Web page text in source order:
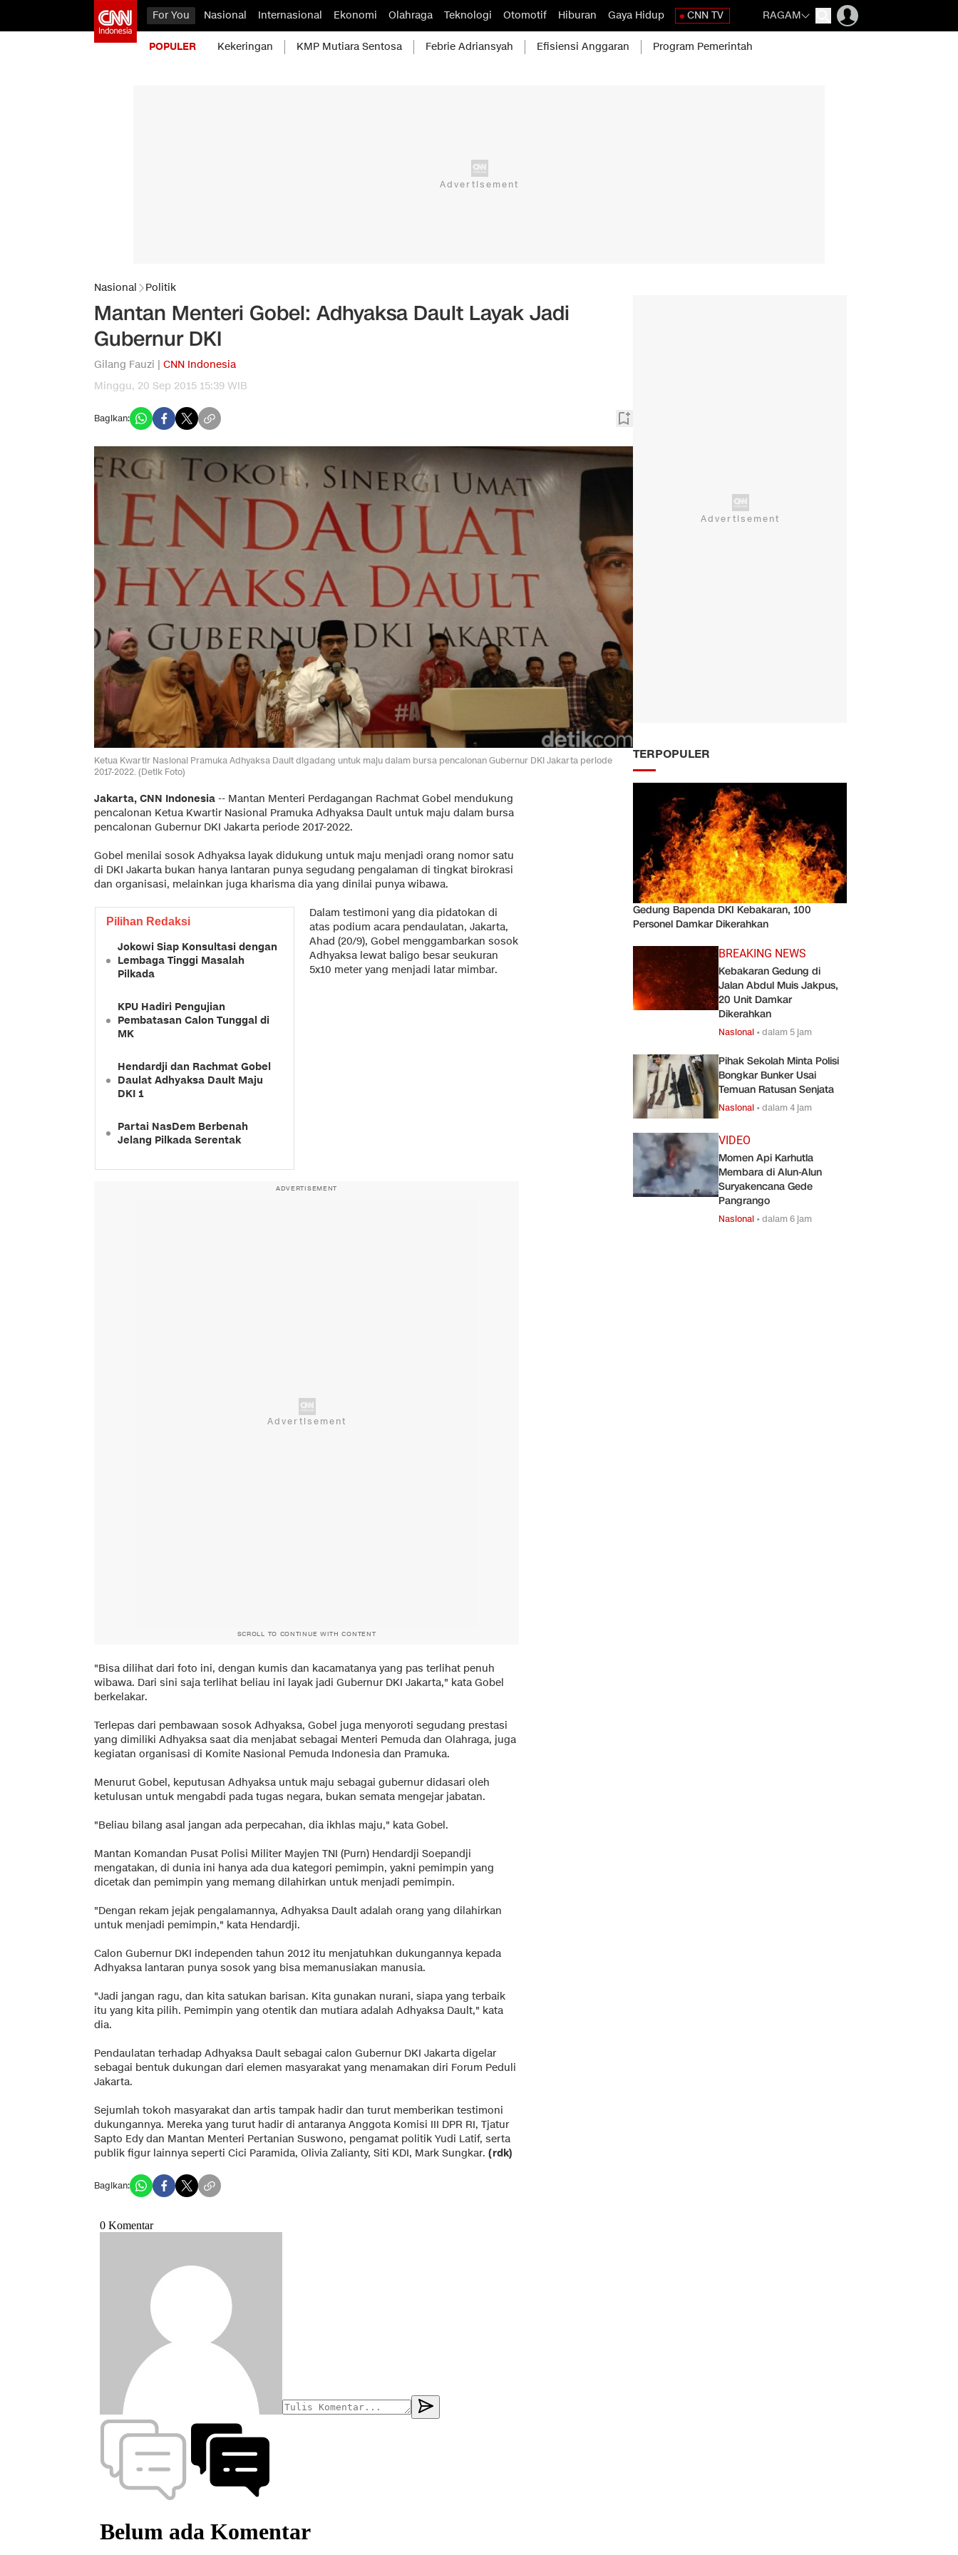
For You Nasional Internasional Ekonomi Olahraga Teknologi Otomotif Hiburan Gaya Hidup CNN TV RAGAM
POPULER Kekeringan KMP Mutiara Sentosa Febrie Adriansyah Efisiensi Anggaran Program Pemerintah
Nasional Politik
Mantan Menteri Gobel: Adhyaksa Dault Layak Jadi
Gubernur DKI
Gilang Fauzi | CNN Indonesia
Minggu, 20 Sep 2015 15:39 WIB
Bagikan:
Ketua Kwartir Nasional Pramuka Adhyaksa Dault digadang untuk maju dalam bursa pencalonan Gubernur DKI Jakarta periode
2017-2022. (Detik Foto)
Jakarta, CNN Indonesia -- Mantan Menteri Perdagangan Rachmat Gobel mendukung
pencalonan Ketua Kwartir Nasional Pramuka Adhyaksa Dault untuk maju dalam bursa
pencalonan Gubernur DKI Jakarta periode 2017-2022.
Gobel menilai sosok Adhyaksa layak didukung untuk maju menjadi orang nomor satu
di DKI Jakarta bukan hanya lantaran punya segudang pengalaman di tingkat birokrasi
dan organisasi, melainkan juga kharisma dia yang dinilai punya wibawa.
Pilihan Redaksi
Jokowi Siap Konsultasi dengan
Lembaga Tinggi Masalah
Pilkada
KPU Hadiri Pengujian
Pembatasan Calon Tunggal di
MK
Hendardji dan Rachmat Gobel
Daulat Adhyaksa Dault Maju
DKI 1
Partai NasDem Berbenah
Jelang Pilkada Serentak
Dalam testimoni yang dia pidatokan di
atas podium acara pendaulatan, Jakarta,
Ahad (20/9), Gobel menggambarkan sosok
Adhyaksa lewat baligo besar seukuran
5x10 meter yang menjadi latar mimbar.
ADVERTISEMENT
SCROLL TO CONTINUE WITH CONTENT
"Bisa dilihat dari foto ini, dengan kumis dan kacamatanya yang pas terlihat penuh
wibawa. Dari sini saja terlihat beliau ini layak jadi Gubernur DKI Jakarta," kata Gobel
berkelakar.
Terlepas dari pembawaan sosok Adhyaksa, Gobel juga menyoroti segudang prestasi
yang dimiliki Adhyaksa saat dia menjabat sebagai Menteri Pemuda dan Olahraga, juga
kegiatan organisasi di Komite Nasional Pemuda Indonesia dan Pramuka.
Menurut Gobel, keputusan Adhyaksa untuk maju sebagai gubernur didasari oleh
ketulusan untuk mengabdi pada tugas negara, bukan semata mengejar jabatan.
"Beliau bilang asal jangan ada perpecahan, dia ikhlas maju," kata Gobel.
Mantan Komandan Pusat Polisi Militer Mayjen TNI (Purn) Hendardji Soepandji
mengatakan, di dunia ini hanya ada dua kategori pemimpin, yakni pemimpin yang
dicetak dan pemimpin yang memang dilahirkan untuk menjadi pemimpin.
"Dengan rekam jejak pengalamannya, Adhyaksa Dault adalah orang yang dilahirkan
untuk menjadi pemimpin," kata Hendardji.
Calon Gubernur DKI independen tahun 2012 itu menjatuhkan dukungannya kepada
Adhyaksa lantaran punya sosok yang bisa memanusiakan manusia.
"Jadi jangan ragu, dan kita satukan barisan. Kita gunakan nurani, siapa yang terbaik
itu yang kita pilih. Pemimpin yang otentik dan mutiara adalah Adhyaksa Dault," kata
dia.
Pendaulatan terhadap Adhyaksa Dault sebagai calon Gubernur DKI Jakarta digelar
sebagai bentuk dukungan dari elemen masyarakat yang menamakan diri Forum Peduli
Jakarta.
Sejumlah tokoh masyarakat dan artis tampak hadir dan turut memberikan testimoni
dukungannya. Mereka yang turut hadir di antaranya Anggota Komisi III DPR RI, Tjatur
Sapto Edy dan Mantan Menteri Pertanian Suswono, pengamat politik Yudi Latif, serta
publik figur lainnya seperti Cici Paramida, Olivia Zalianty, Siti KDI, Mark Sungkar. (rdk)
Bagikan:
TERPOPULER
Gedung Bapenda DKI Kebakaran, 100
Personel Damkar Dikerahkan
BREAKING NEWS
Kebakaran Gedung di
Jalan Abdul Muis Jakpus,
20 Unit Damkar
Dikerahkan
Nasional •dalam 5 jam
Pihak Sekolah Minta Polisi
Bongkar Bunker Usai
Temuan Ratusan Senjata
Nasional •dalam 4 jam
VIDEO
Momen Api Karhutla
Membara di Alun-Alun
Suryakencana Gede
Pangrango
Nasional •dalam 6 jam